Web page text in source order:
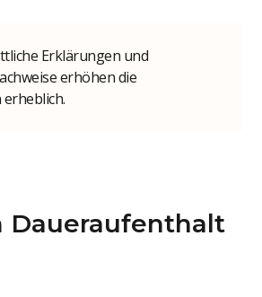
Erklärungen und
erhöhen die
Daueraufenthalt